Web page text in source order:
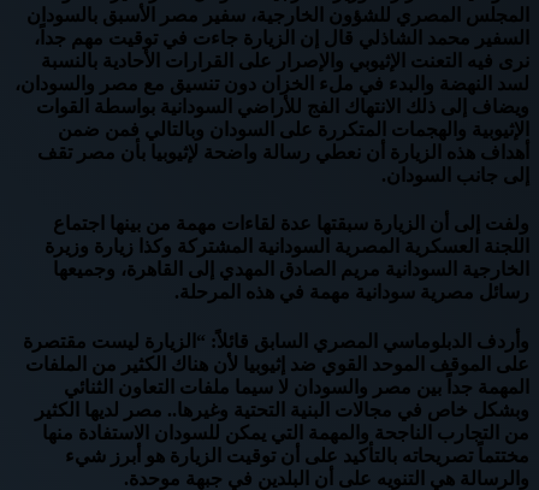
المجلس المصري للشؤون الخارجية، سفير مصر الأسبق بالسودان
السفير محمد الشاذلي قال إن الزيارة جاءت في توقيت مهم جداً،
نرى فيه التعنت الإثيوبي والإصرار على القرارات الأحادية بالنسبة
لسد النهضة والبدء في ملء الخزان دون تنسيق مع مصر والسودان،
ويضاف إلى ذلك الانتهاك الفج للأراضي السودانية بواسطة القوات
الإثيوبية والهجمات المتكررة على السودان وبالتالي فمن ضمن
أهداف هذه الزيارة أن نعطي رسالة واضحة لإثيوبيا بأن مصر تقف
إلى جانب السودان.
ولفت إلى أن الزيارة سبقتها عدة لقاءات مهمة من بينها اجتماع
اللجنة العسكرية المصرية السودانية المشتركة وكذا زيارة وزيرة
الخارجية السودانية مريم الصادق المهدي إلى القاهرة، وجميعها
رسائل مصرية سودانية مهمة في هذه المرحلة.
وأردف الدبلوماسي المصري السابق قائلاً: “الزيارة ليست مقتصرة
على الموقف الموحد القوي ضد إثيوبيا لأن هناك الكثير من الملفات
المهمة جداً بين مصر والسودان لا سيما ملفات التعاون الثنائي
وبشكل خاص في مجالات البنية التحتية وغيرها.. مصر لديها الكثير
من التجارب الناجحة والمهمة التي يمكن للسودان الاستفادة منها
مختتماً تصريحاته بالتأكيد على أن توقيت الزيارة هو أبرز شيء
والرسالة هي التنويه على أن البلدين في جبهة موحدة.